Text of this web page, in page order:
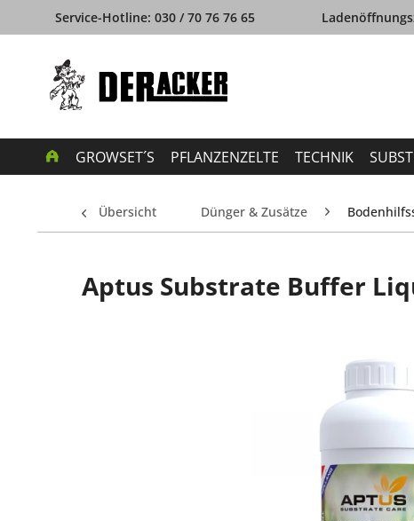
Service-Hotline: 030 / 70 76 76 65
GROWSET´S PFLANZENZELTE TECHNIK
Übersicht Dünger & Zusätze
Aptus Substrate Buffer